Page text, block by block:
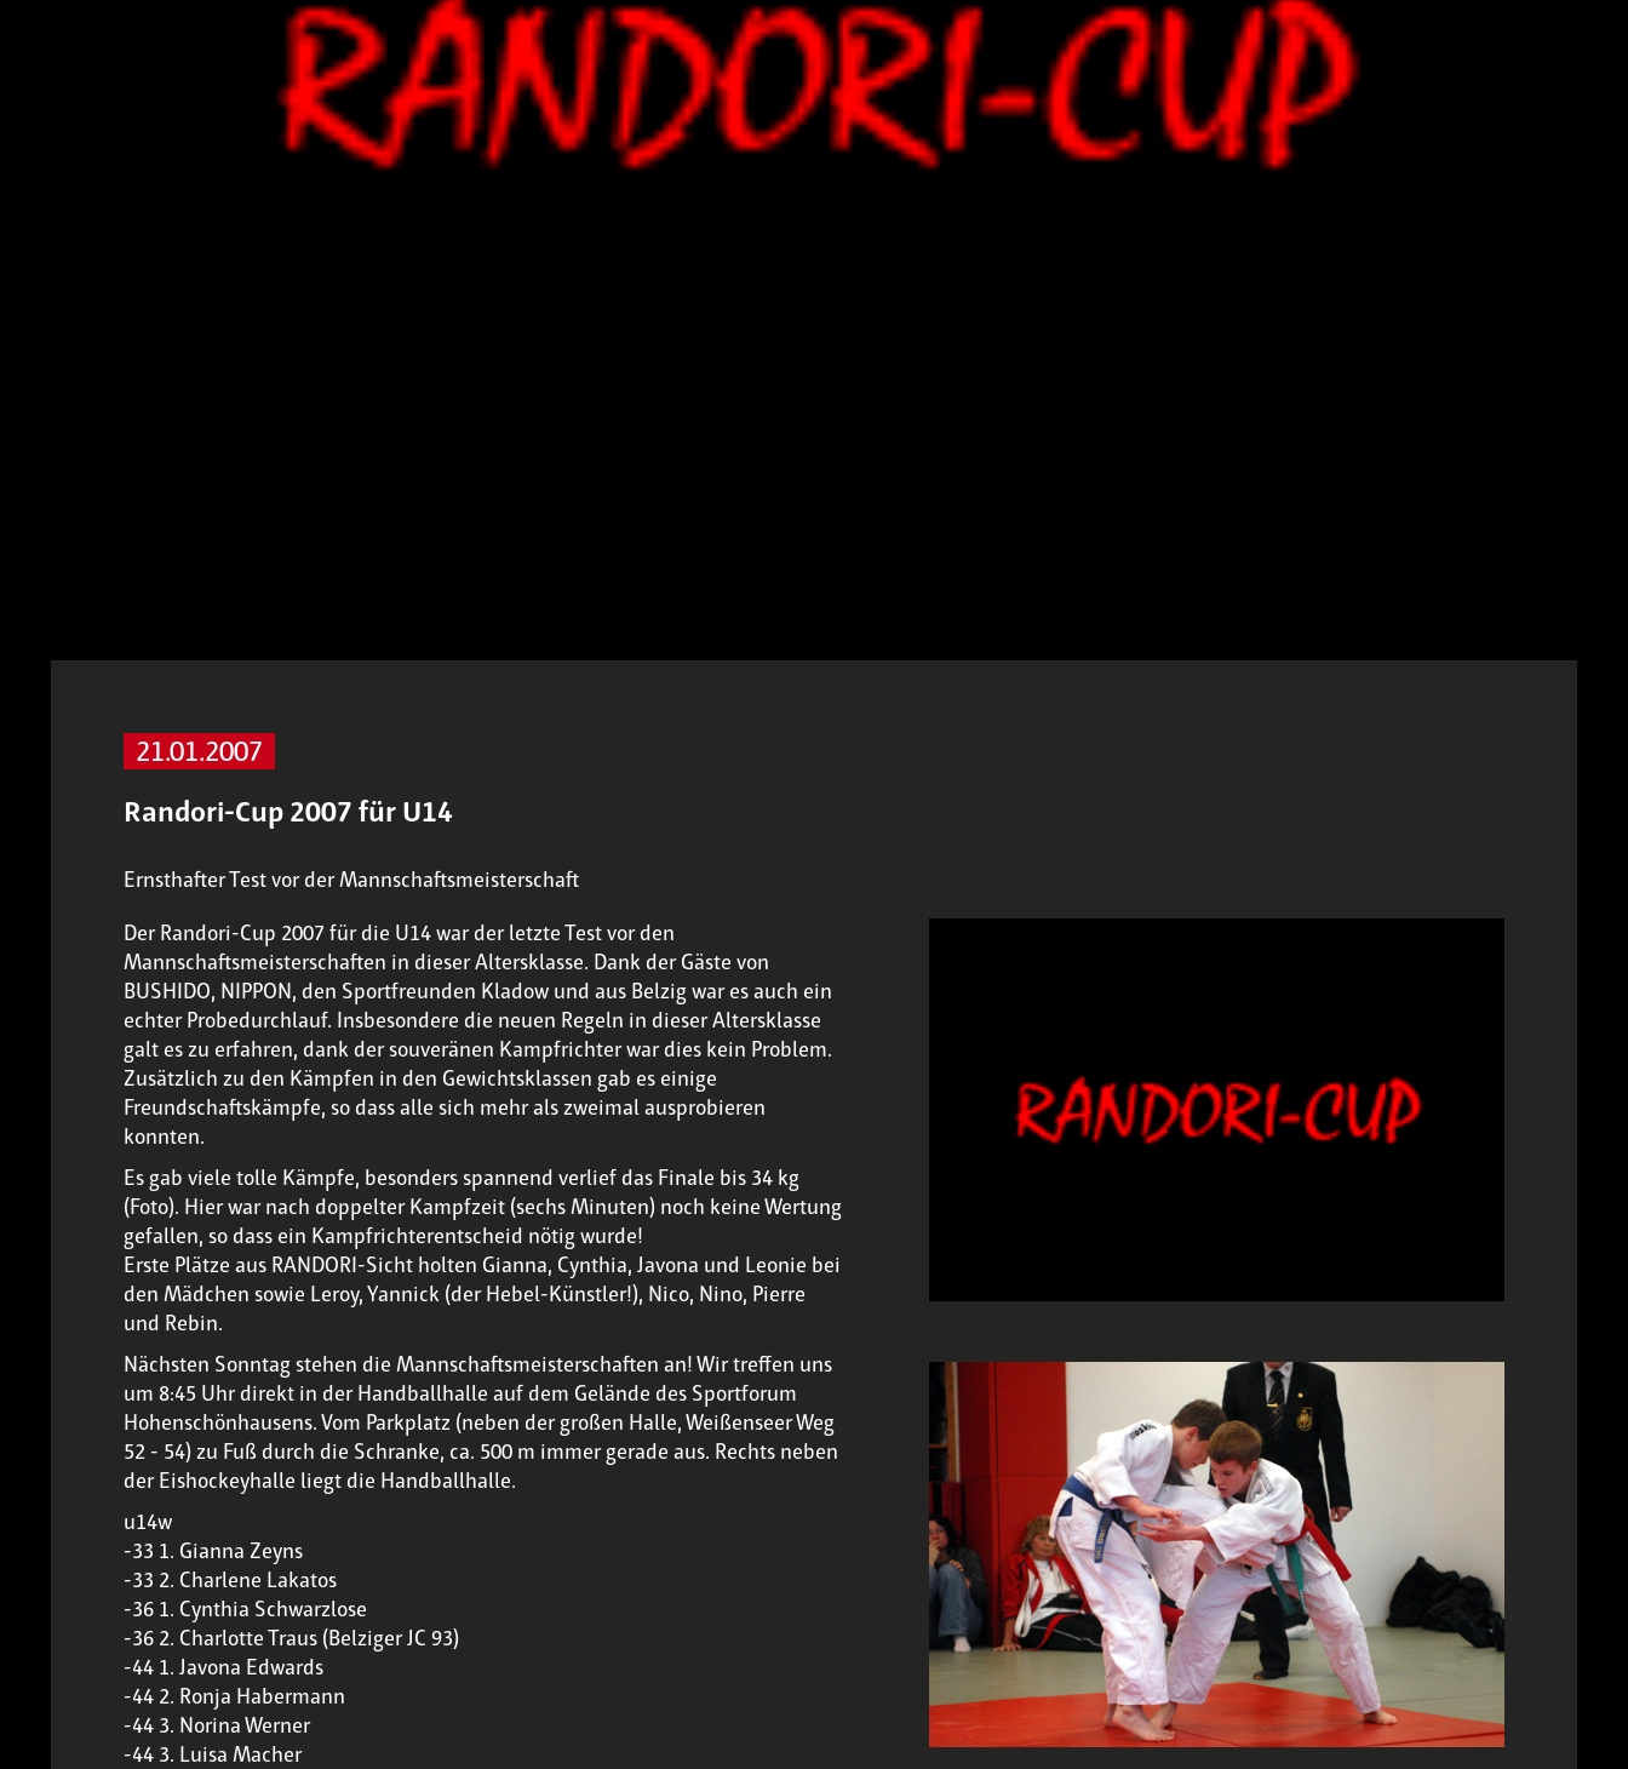
21.01.2007
Randori-Cup 2007 für U14
Ernsthafter Test vor der Mannschaftsmeisterschaft
Der Randori-Cup 2007 für die U14 war der letzte Test vor den
Mannschaftsmeisterschaften in dieser Altersklasse. Dank der Gäste von
BUSHIDO, NIPPON, den Sportfreunden Kladow und aus Belzig war es auch ein
echter Probedurchlauf. Insbesondere die neuen Regeln in dieser Altersklasse
galt es zu erfahren, dank der souveränen Kampfrichter war dies kein Problem.
Zusätzlich zu den Kämpfen in den Gewichtsklassen gab es einige
Freundschaftskämpfe, so dass alle sich mehr als zweimal ausprobieren
konnten.
Es gab viele tolle Kämpfe, besonders spannend verlief das Finale bis 34 kg
(Foto). Hier war nach doppelter Kampfzeit (sechs Minuten) noch keine Wertung
gefallen, so dass ein Kampfrichterentscheid nötig wurde!
Erste Plätze aus RANDORI-Sicht holten Gianna, Cynthia, Javona und Leonie bei
den Mädchen sowie Leroy, Yannick (der Hebel-Künstler!), Nico, Nino, Pierre
und Rebin.
Nächsten Sonntag stehen die Mannschaftsmeisterschaften an! Wir treffen uns
um 8:45 Uhr direkt in der Handballhalle auf dem Gelände des Sportforum
Hohenschönhausens. Vom Parkplatz (neben der großen Halle, Weißenseer Weg
52 - 54) zu Fuß durch die Schranke, ca. 500 m immer gerade aus. Rechts neben
der Eishockeyhalle liegt die Handballhalle.
u14w
-33 1. Gianna Zeyns
-33 2. Charlene Lakatos
-36 1. Cynthia Schwarzlose
-36 2. Charlotte Traus (Belziger JC 93)
-44 1. Javona Edwards
-44 2. Ronja Habermann
-44 3. Norina Werner
-44 3. Luisa Macher